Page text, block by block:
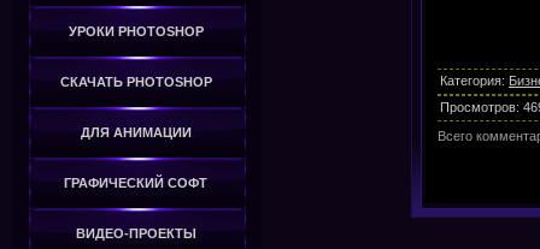
УРОКИ PHOTOSHOP
СКАЧАТЬ PHOTOSHOP
ДЛЯ АНИМАЦИИ
ГРАФИЧЕСКИЙ СОФТ
ВИДЕО-ПРОЕКТЫ
Категория:
Просмотров:
Всего